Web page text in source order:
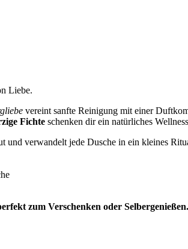
Liebe.
vereint sanfte Reinigung mit einer
Fichte schenken dir ein natürliches
und verwandelt jede Dusche in ein kleines
zum Verschenken oder Selbergenießen.